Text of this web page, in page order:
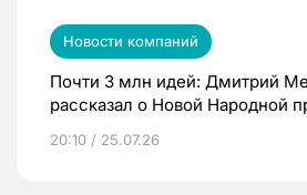
Новости компаний
Почти 3 млн идей: Дмитрий
рассказал о Новой Народной
20:10 / 25.07.26